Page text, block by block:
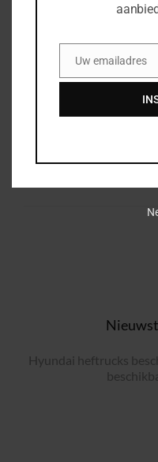
Hyundai heftrucks
EmailUw emailadres